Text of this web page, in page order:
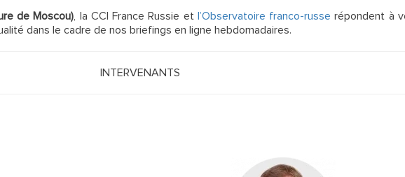
de Moscou), la CCI France Russie et l’Observatoire franco-russe répondent à
dans le cadre de nos briefings en ligne hebdomadaires.
INTERVENANTS